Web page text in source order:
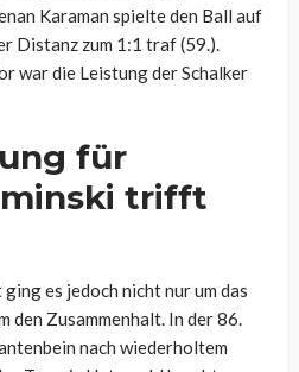
Karaman spielte den Ball auf
Distanz zum 1:1 traf (59.).
war die Leistung der Schalker
für
trifft
es jedoch nicht nur um das
den Zusammenhalt. In der 86.
nach wiederholtem